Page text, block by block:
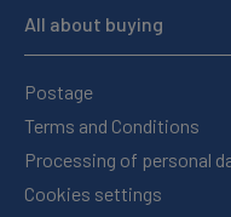
All about buying
Postage
Terms and Conditions
Processing of personal
Cookies settings